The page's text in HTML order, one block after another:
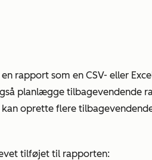
rapport som en CSV- eller
planlægge tilbagevendende
oprette flere
tilføjet til rapporten: